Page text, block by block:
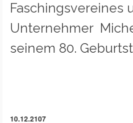
Faschingsvereines
Unternehmer
seinem 80.
10.12.2107